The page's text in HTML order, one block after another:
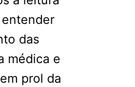
das
médica e
prol da